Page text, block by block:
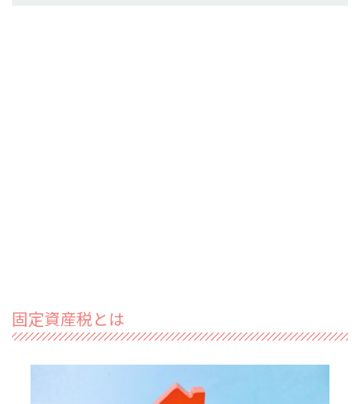
固定資産税とは